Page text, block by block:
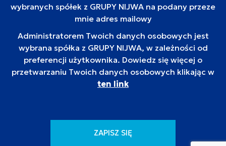
wybranych spółek z GRUPY NIJWA na podany przeze
mnie adres mailowy
Administratorem Twoich danych osobowych jest
wybrana spółka z GRUPY NIJWA, w zależności od
preferencji użytkownika. Dowiedz się więcej o
przetwarzaniu Twoich danych osobowych klikając w
ten link